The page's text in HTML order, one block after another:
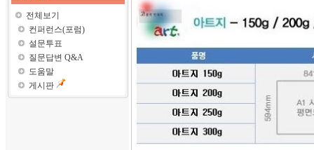
전체보기
컨퍼런스(포럼)
설문투표
질문답변 Q&A
도움말
게시판